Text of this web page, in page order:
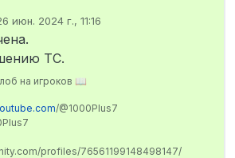
июн. 2024 г., 11:16
ТС.
на игроков 📖
/@1000Plus7
profiles/76561199148498147/